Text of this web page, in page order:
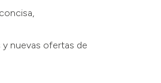
nuevas ofertas de